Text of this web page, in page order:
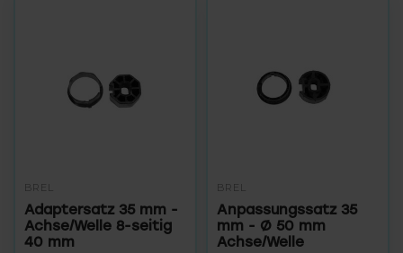
BREL
Adaptersatz 35 mm -
Achse/Welle 8-seitig
40 mm
BREL
Anpassungssatz 35
mm - Ø 50 mm
Achse/Welle